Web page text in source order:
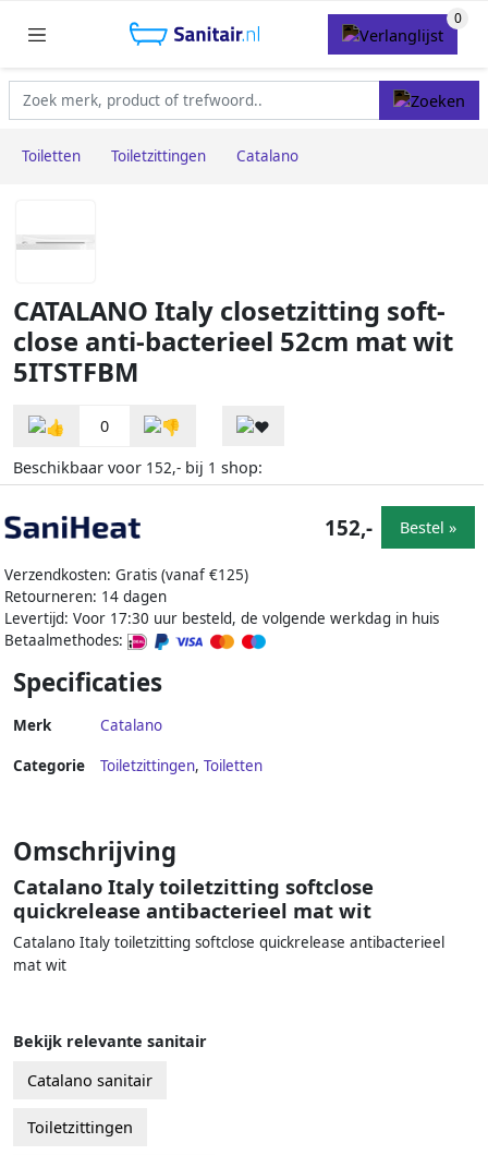
Toiletten Toiletzittingen Catalano
CATALANO Italy closetzitting soft-
close anti-bacterieel 52cm mat wit
5ITSTFBM
0
Beschikbaar voor 152,- bij 1 shop:
Verzendkosten: Gratis (vanaf €125)
Retourneren: 14 dagen
Levertijd: Voor 17:30 uur besteld, de volgende werkdag in huis
Betaalmethodes:
152,- Bestel »
Specificaties
Merk Catalano
Categorie Toiletzittingen, Toiletten
Omschrijving
Catalano Italy toiletzitting softclose
quickrelease antibacterieel mat wit
Catalano Italy toiletzitting softclose quickrelease antibacterieel
mat wit
Bekijk relevante sanitair
Catalano sanitair
Toiletzittingen